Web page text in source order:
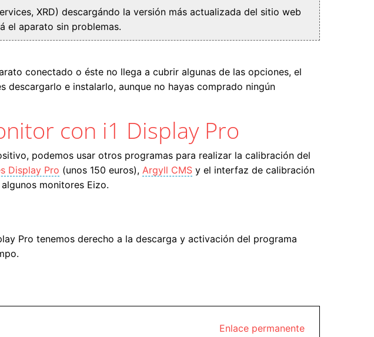
XRD) descargándo la versión más actualizada del sitio web
el aparato sin problemas.
conectado o éste no llega a cubrir algunas de las opciones, el
descargarlo e instalarlo, aunque no hayas comprado ningún
con i1 Display Pro
podemos usar otros programas para realizar la calibración del
Display Pro (unos 150 euros), Argyll CMS y el interfaz de calibración
monitores Eizo.
Pro tenemos derecho a la descarga y activación del programa
Enlace permanente